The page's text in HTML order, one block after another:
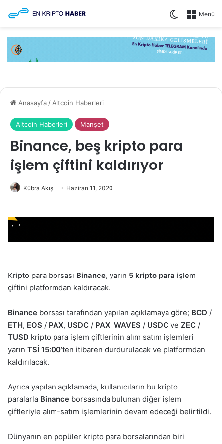
Menü
Dış
Anasayfa / Altcoin Haberleri
Altcoin Haberleri Manşet
Binance, beş kripto para
işlem çiftini kaldırıyor
Kübra Akış Haziran 11, 2020
Kripto para borsası Binance, yarın 5 kripto para işlem
çiftini platformdan kaldıracak.
Binance borsası tarafından yapılan açıklamaya göre; BCD /
ETH, EOS / PAX, USDC / PAX, WAVES / USDC ve ZEC /
TUSD kripto para işlem çiftlerinin alım satım işlemleri
yarın TSİ 15:00‘ten itibaren durdurulacak ve platformdan
kaldırılacak.
Ayrıca yapılan açıklamada, kullanıcıların bu kripto
paralarla Binance borsasında bulunan diğer işlem
çiftleriyle alım-satım işlemlerinin devam edeceği belirtildi.
Dünyanın en popüler kripto para borsalarından biri